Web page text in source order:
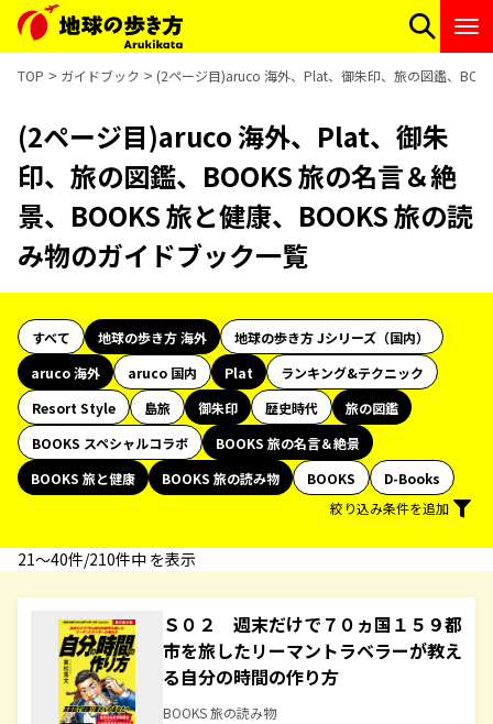
TOP ガイドブック (2ページ目)aruco 海外、Plat、御朱印、旅の図鑑、
(2ページ目)aruco 海外、Plat、御朱
印、旅の図鑑、BOOKS 旅の名言＆絶
景、BOOKS 旅と健康、BOOKS 旅の読
み物のガイドブック一覧
すべて 地球の歩き方 海外
地球の歩き方 Jシリーズ（国内）
aruco 海外
aruco 国内 Plat
ランキング&テクニック
Resort Style
島旅 御朱印 歴史時代
旅の図鑑
BOOKS スペシャルコラボ
BOOKS 旅の名言＆絶景
BOOKS 旅と健康
BOOKS 旅の読み物 BOOKS
D-Books
絞り込み条件を追加
21〜40件/210件中 を表示
Ｓ０２ 週末だけで７０ヵ国１５９都
市を旅したリーマントラベラーが教え
る自分の時間の作り方
BOOKS 旅の読み物